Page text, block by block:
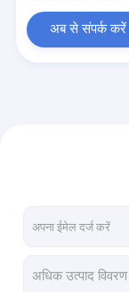
पालतू आलीशान
अब से संपर्क करें